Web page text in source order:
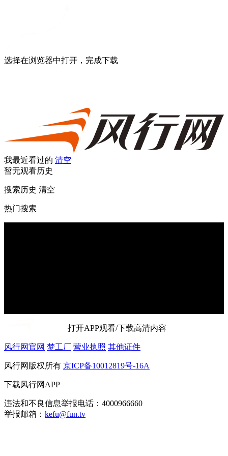
选择在浏览器中打开，完成下载
我最近看过的 清空
暂无观看历史
搜索历史 清空
热门搜索
打开APP观看/下载高清内容
风行网官网 梦工厂 营业执照 其他证件
风行网版权所有 京ICP备10012819号-16A
下载风行网APP
违法和不良信息举报电话：4000966660
举报邮箱： kefu@fun.tv